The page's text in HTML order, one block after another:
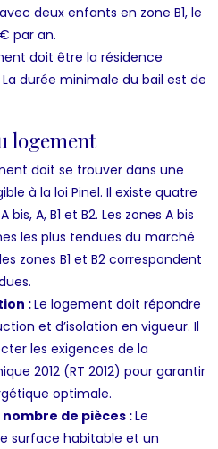
deux enfants en zone B1, le
par an.
doit être la résidence
durée minimale du bail est de
logement
doit se trouver dans une
à la loi Pinel. Il existe quatre
A, B1 et B2. Les zones A bis
les plus tendues du marché
zones B1 et B2 correspondent
:Le logement doit répondre
et d’isolation en vigueur. Il
les exigences de la
2012 (RT 2012) pour garantir
optimale.
de pièces :Le
surface habitable et un